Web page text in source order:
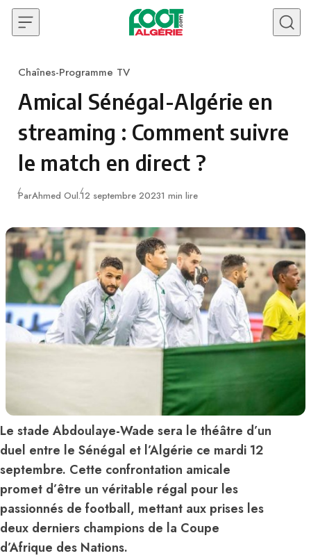
Skip to content
Category
Chaînes-Programme TV
Amical Sénégal-Algérie en
streaming : Comment suivre
le match en direct ?
ParAhmed Oul.Publié
12 septembre 20231 min lire
Le stade Abdoulaye-Wade sera le théâtre d’un
duel entre le Sénégal et l’Algérie ce mardi 12
septembre. Cette confrontation amicale
promet d’être un véritable régal pour les
passionnés de football, mettant aux prises les
deux derniers champions de la Coupe
d’Afrique des Nations.